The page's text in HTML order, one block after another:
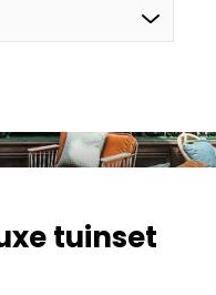
tuinset